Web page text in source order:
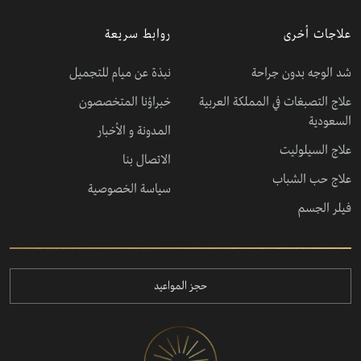
علاجات أخرى
شد الوجه بدون جراحة
علاج التصبغات في المملكة العربية
السعودية
علاج السيلوليت
علاج حب الشباب
فيلر الجسم
روابط سريعة
نبذة عن ميام للتجميل
خبراؤنا المتخصصون
المدونة و الأخبار
الاتصال بنا
سياسة الخصوصية
حجز المواعيد